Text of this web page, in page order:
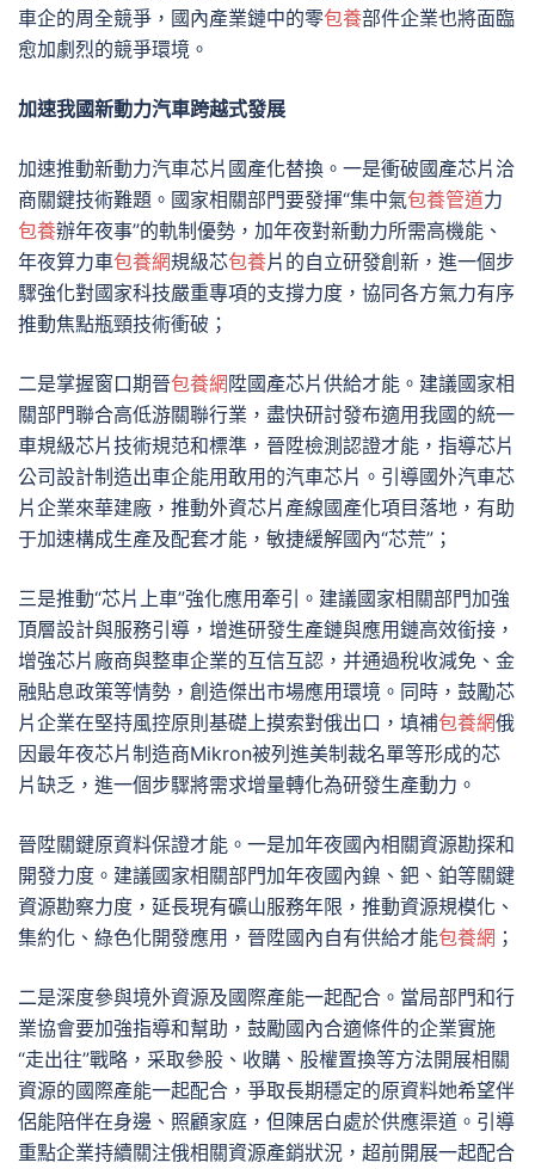
車企的周全競爭，國內產業鏈中的零包養部件企業也將面臨
愈加劇烈的競爭環境。
加速我國新動力汽車跨越式發展
加速推動新動力汽車芯片國產化替換。一是衝破國產芯片洽
商關鍵技術難題。國家相關部門要發揮“集中氣包養管道力
包養辦年夜事”的軌制優勢，加年夜對新動力所需高機能、
年夜算力車包養網規級芯包養片的自立研發創新，進一個步
驟強化對國家科技嚴重專項的支撐力度，協同各方氣力有序
推動焦點瓶頸技術衝破；
二是掌握窗口期晉包養網 陞國產芯片供給才能。建議國家相
關部門聯合高低游關聯行業，盡快研討發布適用我國的統一
車規級芯片技術規范和標準，晉陞檢測認證才能，指導芯片
公司設計制造出車企能用敢用的汽車芯片。引導國外汽車芯
片企業來華建廠，推動外資芯片產線國產化項目落地，有助
于加速構成生產及配套才能，敏捷緩解國內“芯荒”；
三是推動“芯片上車”強化應用牽引。建議國家相關部門加強
頂層設計與服務引導，增進研發生產鏈與應用鏈高效銜接，
增強芯片廠商與整車企業的互信互認，并通過稅收減免、金
融貼息政策等情勢，創造傑出市場應用環境。同時，鼓勵芯
片企業在堅持風控原則基礎上摸索對俄出口，填補包養網俄
因最年夜芯片制造商Mikron被列進美制裁名單等形成的芯
片缺乏，進一個步驟將需求增量轉化為研發生產動力。
晉陞關鍵原資料保證才能。一是加年夜國內相關資源勘探和
開發力度。建議國家相關部門加年夜國內鎳、鈀、鉑等關鍵
資源勘察力度，延長現有礦山服務年限，推動資源規模化、
集約化、綠色化開發應用，晉陞國內自有供給才能包養網 ；
二是深度參與境外資源及國際產能一起配合。當局部門和行
業協會要加強指導和幫助，鼓勵國內合適條件的企業實施
“走出往”戰略，采取參股、收購、股權置換等方法開展相關
資源的國際產能一起配合，爭取長期穩定的原資料她希望伴
侶能陪伴在身邊、照顧家庭，但陳居白處於供應渠道。引導
重點企業持續關注俄相關資源產銷狀況，超前開展一起配合